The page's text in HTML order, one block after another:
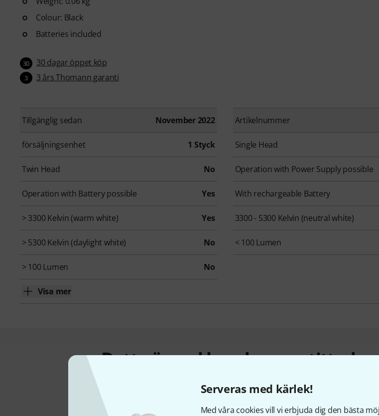
Serveras med kärlek!
Med våra cookies vill vi erbjuda dig den bästa
Colour: Black
Batteries included
30 30 dagar öppet köp
3 3 års Thomann garanti
Tillgänglig sedan November 2022 Artikelnummer
försäljningsenhet 1 Styck Single Head
Twin Head No Operation with Power Supply possible
Operation with Battery possible Yes With rechargeable Battery
> 3300 Kelvin (warm white) Yes 3300 - 5300 Kelvin (neutral white)
> 5300 Kelvin (daylight white) No < 100 Lumen
> 100 Lumen No
Visa mer
Detta är vad kunder som tittade